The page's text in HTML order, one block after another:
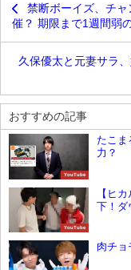
禁断ボーイズ、チ
催？ 期限まで1週間弱
久保優太と元妻サラ
おすすめの記事
YouTube
たこま
力？
YouTube
【ヒ
下！ダ
肉チョ